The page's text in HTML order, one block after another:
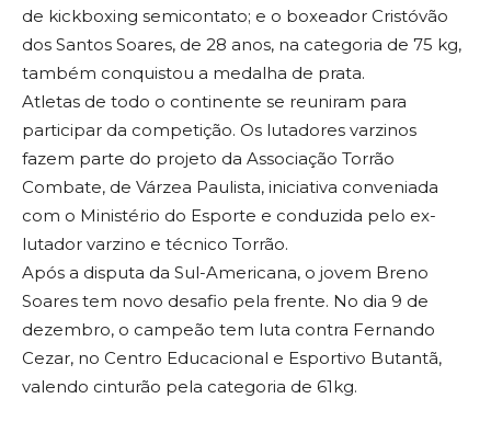
de kickboxing semicontato; e o boxeador Cristóvão
dos Santos Soares, de 28 anos, na categoria de 75 kg,
também conquistou a medalha de prata.
Atletas de todo o continente se reuniram para
participar da competição. Os lutadores varzinos
fazem parte do projeto da Associação Torrão
Combate, de Várzea Paulista, iniciativa conveniada
com o Ministério do Esporte e conduzida pelo ex-
lutador varzino e técnico Torrão.
Após a disputa da Sul-Americana, o jovem Breno
Soares tem novo desafio pela frente. No dia 9 de
dezembro, o campeão tem luta contra Fernando
Cezar, no Centro Educacional e Esportivo Butantã,
valendo cinturão pela categoria de 61kg.